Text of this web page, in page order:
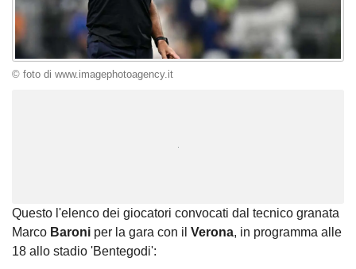
© foto di www.imagephotoagency.it
Questo l'elenco dei giocatori convocati dal tecnico granata
Marco Baroni per la gara con il Verona, in programma alle
18 allo stadio 'Bentegodi':